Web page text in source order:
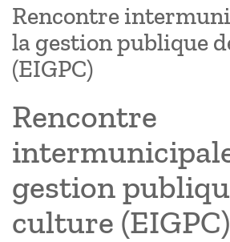
Rencontre
la gestion publique
(EIGPC)
Rencontre
gestion
culture (EIGPC)